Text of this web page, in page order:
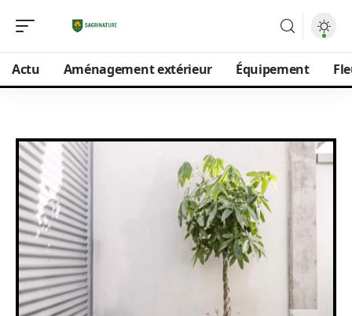
Actu Aménagement extérieur Équipement